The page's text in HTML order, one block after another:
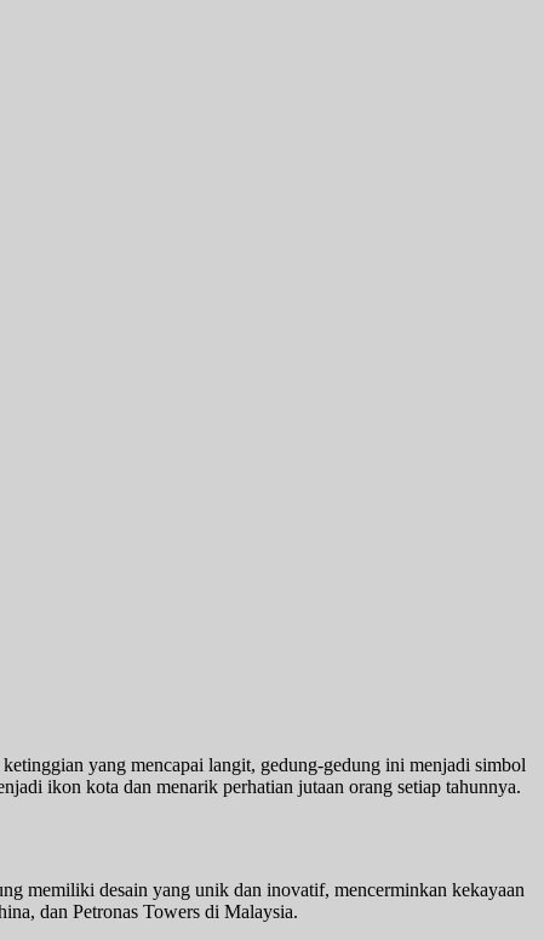
yang mencapai langit, gedung-gedung ini menjadi simbol
ikon kota dan menarik perhatian jutaan orang setiap tahunnya.
memiliki desain yang unik dan inovatif, mencerminkan kekayaan
dan Petronas Towers di Malaysia.